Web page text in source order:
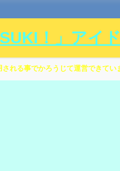
！」アイ
れる事でかろうじて運営できて